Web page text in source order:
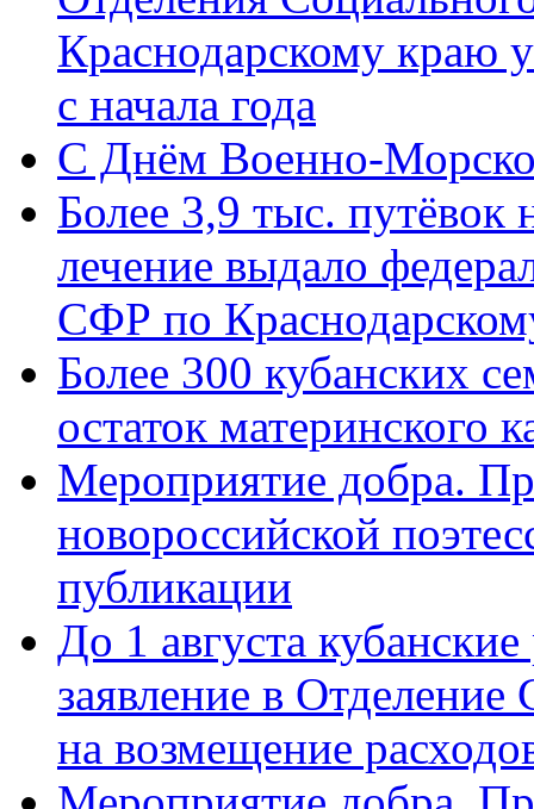
Краснодарскому краю
с начала года
C Днём Военно-
Более 3,9 тыс. путёвок
лечение выдало
СФР по
Более 300 кубанских
остаток материнского
Мероприятие добра.
новороссийской
публикации
До 1 августа
заявление в
на возмещение